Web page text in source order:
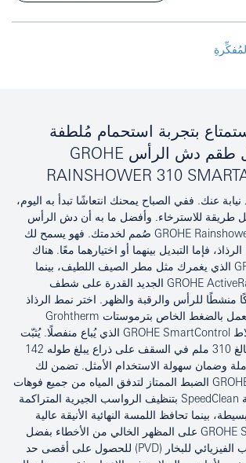
بتجربة استحمام مُلطفة
ومنشطة بفضل طقم دش الرأس GROHE
RAINSHOWER 310
عنك. ففي الصباح يمحنك انتعاشًا تبدأ به اليوم،
طريقة للاسترخاء. وأفضل ما به أن دش الرأس
GROHE Rainshower 310 SmartActive صُمم لخدمتك. فهو يسمح لك
فإما التبديل بينهما أو اختيارهما معًا. هناك
رذاذ GROHE PureRain الذي يغمرك مثل مطر الصيف اللطيف، بينما
يمتلك نمط الرذاذ GROHE ActiveRain الجديد القدرة على شطف
منشطًا للرأس والرقبة والظهر. اختر نمط الرذاذ
باستخدام الزر الذي يعمل بالضغط الخاص بترموستات Grohtherm
SmartControl أو خلاط GROHE SmartControl الذي يُباع منفصلًا. يُثبّت
دش الرأس المربع البالغ 310 ملم في السقف على ذراع يبلغ طوله 142
وضمان سهولة الاستخدام الأمثل. تضمن لك
تقنية GROHE DreamSpray الضبط الممتاز لتدفق المياه من جميع فوهات
الدش. تسمح لك تقنية SpeedClean بتنظيف الرواسب الجيرية المتراكمة
بينما تحافظ اللمسة النهائية الأنيقة عالية
التحمل من GROHE StarLight على المظهر الخالي من الأخطاء بفضل
استخدام تقنية الترسب الفيزيائي للبخار (PVD) للحصول على أقصى حد